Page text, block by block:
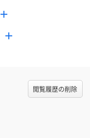
閲覧履歴の削除